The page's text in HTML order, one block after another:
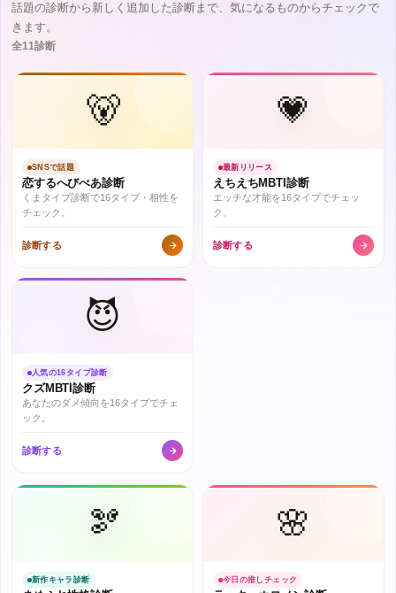
話題の診断から新しく追加した診断まで、気になるものからチェックで
きます。
全11診断
🐻
SNSで話題
恋するへびべあ診断
くまタイプ診断で16タイプ・相性を
チェック。
診断する
💗
最新リリース
えちえちMBTI診断
エッチな才能を16タイプでチェッ
ク。
診断する
😈
人気の16タイプ診断
クズMBTI診断
あなたのダメ傾向を16タイプでチェ
ック。
診断する
🫘
新作キャラ診断
🌸
今日の推しチェック